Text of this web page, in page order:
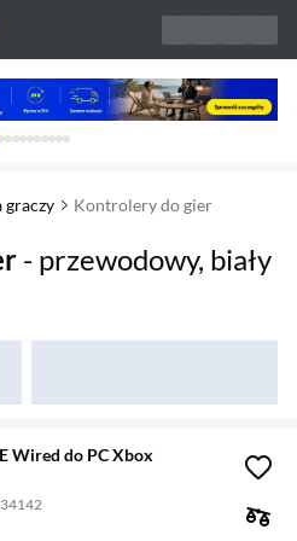
Karuzela z banerami, aktualny element 1 z
graczy Kontrolery do gier
- przewodowy, biały
Wired do PC Xbox